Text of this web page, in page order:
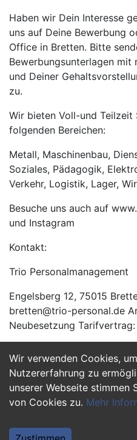
Wir verwenden Cookies,
Nutzererfahrung zu
unserer Webseite stimmen
von Cookies zu. Mehr
Haben wir Dein Interesse
uns auf Deine Bewerbung
Office in Bretten. Bitte
Bewerbungsunterlagen
und Deiner
zu.
Wir bieten Voll-und Teilzeit
folgenden Bereichen:
Metall, Maschinenbau,
Soziales, Pädagogik,
Verkehr, Logistik, Lager,
Besuche uns auch auf
und Instagram
Kontakt:
Trio Personalmanagement
Engelsberg 12, 75015
bretten@trio-personal.de
Neubesetzung Tarifvertrag:
Jetzt